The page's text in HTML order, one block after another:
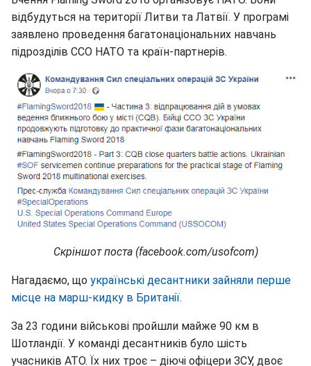
відбудуться на території Литви та Латвії. У програмі
заявлено проведення багатонаціональних навчань
підрозділів ССО НАТО та країн-партнерів.
Скріншот поста (facebook.com/usofcom)
Нагадаємо, що українські десантники зайняли перше
місце на марш-кидку в Британії.
За 23 години військові пройшли майже 90 км в
Шотландії. У команді десантників було шість
учасників АТО. Їх них троє – діючі офіцери ЗСУ, двоє